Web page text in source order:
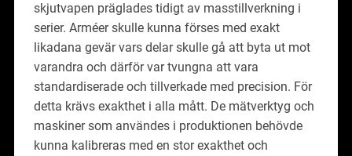
skjutvapen präglades tidigt av masstillverkning i
serier. Arméer skulle kunna förses med exakt
likadana gevär vars delar skulle gå att byta ut mot
varandra och därför var tvungna att vara
standardiserade och tillverkade med precision. För
detta krävs exakthet i alla mått. De mätverktyg och
maskiner som användes i produktionen behövde
kunna kalibreras med en stor exakthet och